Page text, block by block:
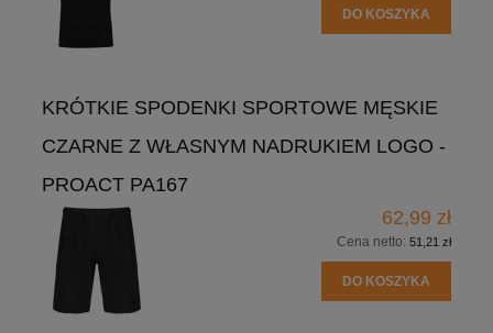
DO KOSZYKA
KRÓTKIE SPODENKI SPORTOWE MĘSKIE
CZARNE Z WŁASNYM NADRUKIEM LOGO -
PROACT PA167
62,99 zł
Cena netto: 51,21 zł
DO KOSZYKA